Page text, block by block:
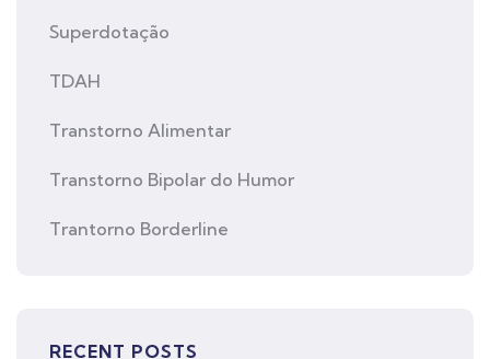
Superdotação
TDAH
Transtorno Alimentar
Transtorno Bipolar do Humor
Trantorno Borderline
RECENT POSTS